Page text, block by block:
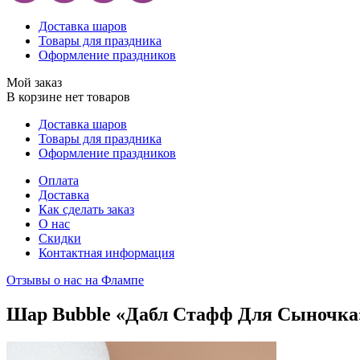
Доставка шаров
Товары для праздника
Оформление праздников
Мой заказ
В корзине нет товаров
Доставка шаров
Товары для праздника
Оформление праздников
Оплата
Доставка
Как сделать заказ
О нас
Скидки
Контактная информация
Отзывы о нас на Флампе
Шар Bubble «Дабл Стафф Для